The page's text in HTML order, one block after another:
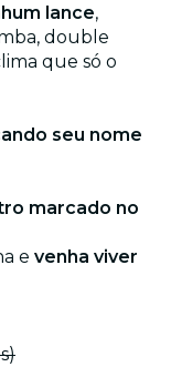
lance,
double
que só o
seu nome
marcado no
e venha viver